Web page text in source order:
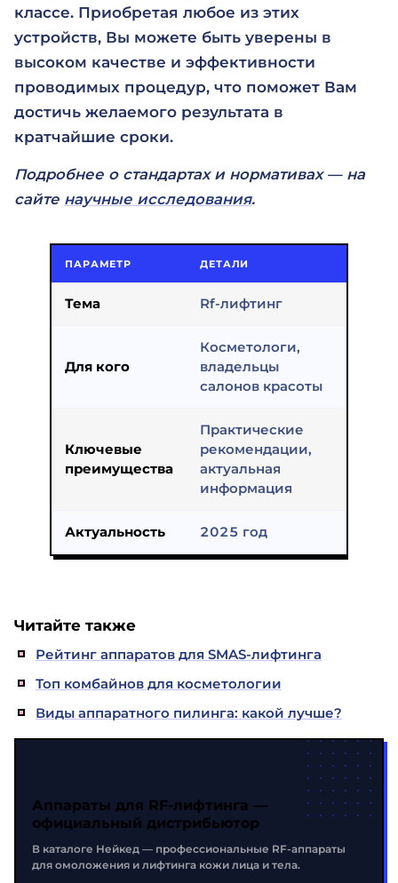
классе. Приобретая любое из этих
устройств, Вы можете быть уверены в
высоком качестве и эффективности
проводимых процедур, что поможет Вам
достичь желаемого результата в
кратчайшие сроки.
Подробнее о стандартах и нормативах — на
сайте научные исследования.
ПАРАМЕТР ДЕТАЛИ
Тема Rf-лифтинг
Для кого
Косметологи,
владельцы
салонов красоты
Ключевые
преимущества
Практические
рекомендации,
актуальная
информация
Актуальность 2025 год
Читайте также
Рейтинг аппаратов для SMAS-лифтинга
Топ комбайнов для косметологии
Виды аппаратного пилинга: какой лучше?
Аппараты для RF-лифтинга —
официальный дистрибьютор
В каталоге Нейкед — профессиональные RF-аппараты
для омоложения и лифтинга кожи лица и тела.